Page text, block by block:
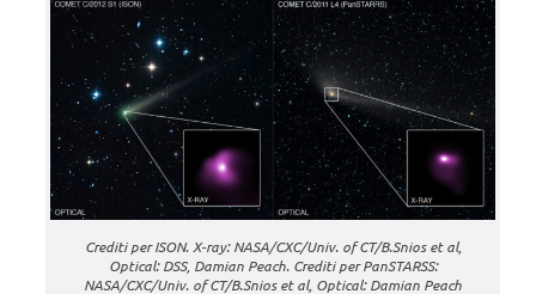
Crediti per ISON. X-ray: NASA/CXC/Univ. of CT/B.Snios et al,
Optical: DSS, Damian Peach. Crediti per PanSTARSS:
NASA/CXC/Univ. of CT/B.Snios et al, Optical: Damian Peach